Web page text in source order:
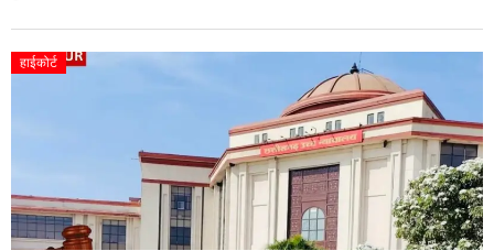
हाईकोर्ट